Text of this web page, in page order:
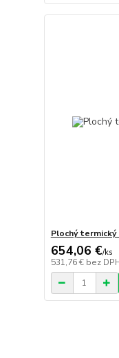
Plochý
654,06 €/ks
531,76 € bez